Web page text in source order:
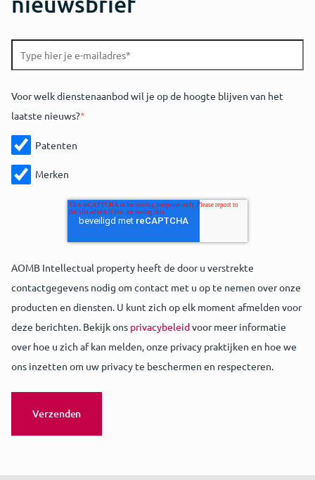
Voor welk dienstenaanbod wil je op de hoogte blijven van het
laatste nieuws?*
Patenten
Merken
AOMB Intellectual property heeft de door u verstrekte
contactgegevens nodig om contact met u op te nemen over onze
producten en diensten. U kunt zich op elk moment afmelden voor
deze berichten. Bekijk ons privacybeleidvoor meer informatie
over hoe u zich af kan melden, onze privacy praktijken en hoe we
ons inzetten om uw privacy te beschermen en respecteren.